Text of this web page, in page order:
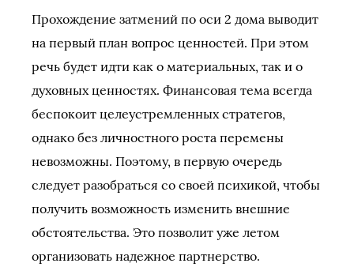
Прохождение затмений по оси 2 дома выводит
на первый план вопрос ценностей. При этом
речь будет идти как о материальных, так и о
духовных ценностях. Финансовая тема всегда
беспокоит целеустремленных стратегов,
однако без личностного роста перемены
невозможны. Поэтому, в первую очередь
следует разобраться со своей психикой, чтобы
получить возможность изменить внешние
обстоятельства. Это позволит уже летом
организовать надежное партнерство.